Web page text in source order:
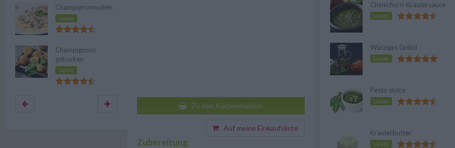
Zu den Küchenhelfern
Auf meine Einkaufsliste
Zubereitung
Champignonnudeln
Leicht
Champignons
gebacken
Leicht
Chimichurri-Kräutersauce
Leicht
Würziges Grillöl
Leicht
Pesto dolce
Leicht
Kräuterbutter
Leicht